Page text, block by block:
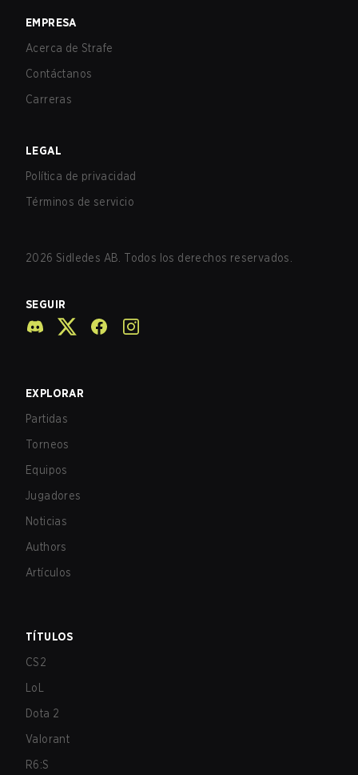
EMPRESA
Acerca de Strafe
Contáctanos
Carreras
LEGAL
Política de privacidad
Términos de servicio
2026 Sidledes AB. Todos los derechos reservados.
SEGUIR
EXPLORAR
Partidas
Torneos
Equipos
Jugadores
Noticias
Authors
Artículos
TÍTULOS
CS2
LoL
Dota 2
Valorant
R6:S